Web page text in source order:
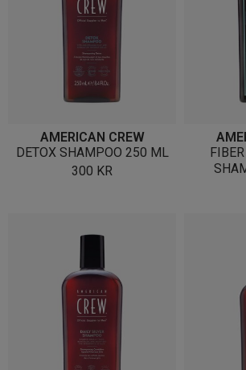
AMERICAN CREW
DETOX SHAMPOO 250 ML
300 KR